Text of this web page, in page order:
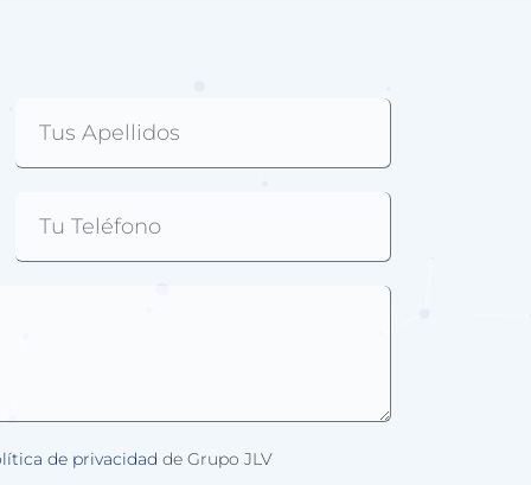
de privacidad de Grupo JLV